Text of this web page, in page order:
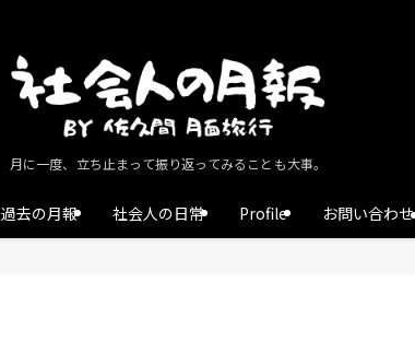
月に一度、立ち止まって振り返ってみることも大事。
過去の月報 社会人の日常 Profile お問い合わせ